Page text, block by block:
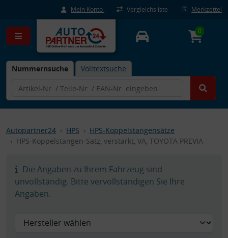
Mein Konto Vergleichsliste Merkzettel
Nummernsuche Volltextsuche
0
Autopartner24 HPS
HPS-Koppelstangensätze
HPS-Koppelstangen-Satz, verstärkt, VA, TOYOTA PREVIA
Die Angaben zu Ihrem Fahrzeug sind
unvollständig. Bitte vervollständigen Sie Ihre
Angaben.